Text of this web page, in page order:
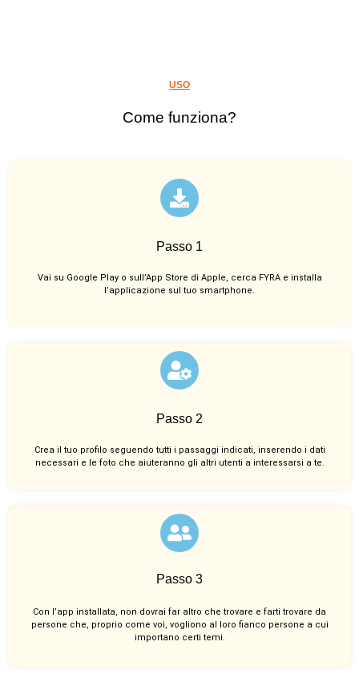
USO
Come funziona?
Passo 1
Vai su Google Play o sull’App Store di Apple, cerca FYRA e installa
l’applicazione sul tuo smartphone.
Passo 2
Crea il tuo profilo seguendo tutti i passaggi indicati, inserendo i dati
necessari e le foto che aiuteranno gli altri utenti a interessarsi a te.
Passo 3
Con l’app installata, non dovrai far altro che trovare e farti trovare da
persone che, proprio come voi, vogliono al loro fianco persone a cui
importano certi temi.